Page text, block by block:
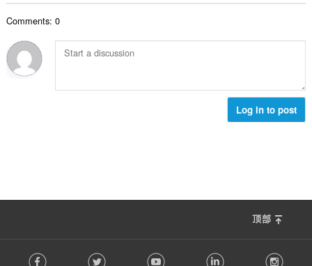
Comments: 0
Log in to post
顶部
o Facebook Twitter Youtube LinkedIn